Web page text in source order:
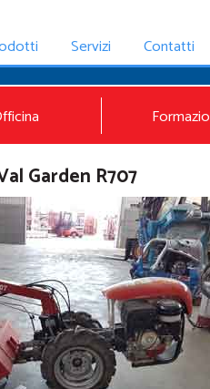
Servizi Contatti
Garden R707